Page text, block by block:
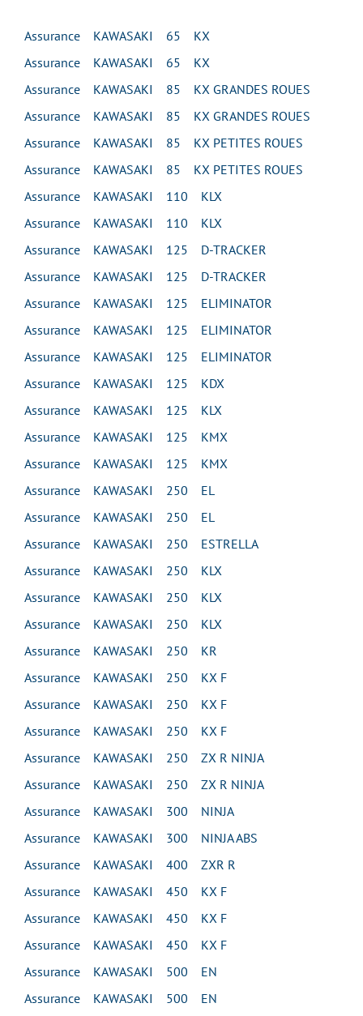
Assurance KAWASAKI 65 KX
Assurance KAWASAKI 65 KX
Assurance KAWASAKI 85 KX GRANDES ROUES
Assurance KAWASAKI 85 KX GRANDES ROUES
Assurance KAWASAKI 85 KX PETITES ROUES
Assurance KAWASAKI 85 KX PETITES ROUES
Assurance KAWASAKI 110 KLX
Assurance KAWASAKI 110 KLX
Assurance KAWASAKI 125 D-TRACKER
Assurance KAWASAKI 125 D-TRACKER
Assurance KAWASAKI 125 ELIMINATOR
Assurance KAWASAKI 125 ELIMINATOR
Assurance KAWASAKI 125 ELIMINATOR
Assurance KAWASAKI 125 KDX
Assurance KAWASAKI 125 KLX
Assurance KAWASAKI 125 KMX
Assurance KAWASAKI 125 KMX
Assurance KAWASAKI 250 EL
Assurance KAWASAKI 250 EL
Assurance KAWASAKI 250 ESTRELLA
Assurance KAWASAKI 250 KLX
Assurance KAWASAKI 250 KLX
Assurance KAWASAKI 250 KLX
Assurance KAWASAKI 250 KR
Assurance KAWASAKI 250 KX F
Assurance KAWASAKI 250 KX F
Assurance KAWASAKI 250 KX F
Assurance KAWASAKI 250 ZX R NINJA
Assurance KAWASAKI 250 ZX R NINJA
Assurance KAWASAKI 300 NINJA
Assurance KAWASAKI 300 NINJA ABS
Assurance KAWASAKI 400 ZXR R
Assurance KAWASAKI 450 KX F
Assurance KAWASAKI 450 KX F
Assurance KAWASAKI 450 KX F
Assurance KAWASAKI 500 EN
Assurance KAWASAKI 500 EN